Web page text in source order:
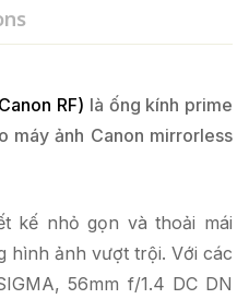
RF) là ống kính prime
máy ảnh Canon mirrorless
kế nhỏ gọn và thoải mái
hình ảnh vượt trội. Với các
56mm f/1.4 DC DN